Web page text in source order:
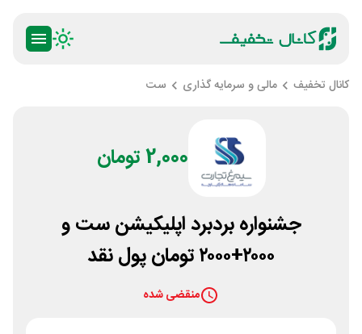
کانال تخفیف مالی و سرمایه گذاری ست
2,000 تومان
‌‌جشنواره بردبرد اپلیکیشن ست و
۲۰۰۰+۲۰۰۰ تومان پول نقد
منقضی شده